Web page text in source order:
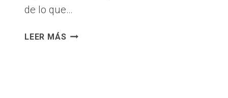
de lo que…
LEER MÁS 14